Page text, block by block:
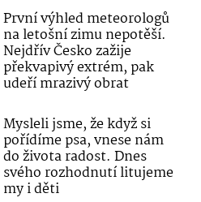
První výhled meteorologů
na letošní zimu nepotěší.
Nejdřív Česko zažije
překvapivý extrém, pak
udeří mrazivý obrat
Mysleli jsme, že když si
pořídíme psa, vnese nám
do života radost. Dnes
svého rozhodnutí litujeme
my i děti